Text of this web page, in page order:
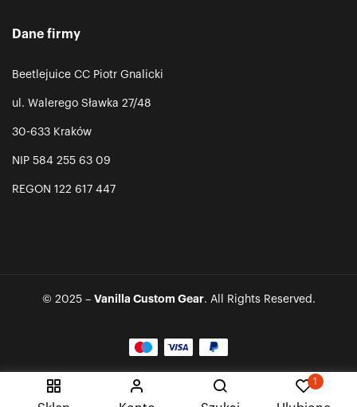
1
Dane firmy
Beetlejuice CC Piotr Gnalicki
ul. Walerego Sławka 27/48
30-633 Kraków
NIP 584 255 63 09
REGON 122 617 447
© 2025 – Vanilla Custom Gear. All Rights Reserved.